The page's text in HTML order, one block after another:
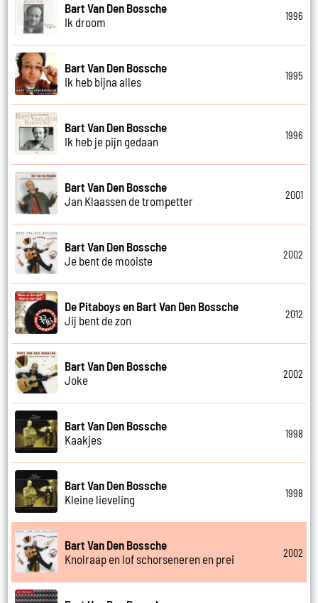
Bart Van Den Bossche
Ik droom
1996
Bart Van Den Bossche
Ik heb bijna alles
1995
Bart Van Den Bossche
Ik heb je pijn gedaan
1996
Bart Van Den Bossche
Jan Klaassen de trompetter
2001
Bart Van Den Bossche
Je bent de mooiste
2002
De Pitaboys en Bart Van Den Bossche
Jij bent de zon
2012
Bart Van Den Bossche
Joke
2002
Bart Van Den Bossche
Kaakjes
1998
Bart Van Den Bossche
Kleine lieveling
1998
Bart Van Den Bossche
Knolraap en lof schorseneren en prei
2002